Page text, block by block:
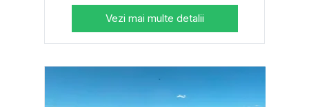
Vezi mai multe detalii